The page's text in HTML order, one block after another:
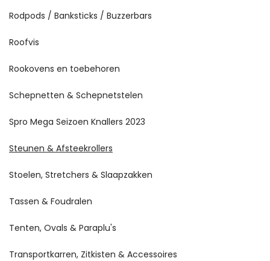
Rodpods / Banksticks / Buzzerbars
Roofvis
Rookovens en toebehoren
Schepnetten & Schepnetstelen
Spro Mega Seizoen Knallers 2023
Steunen & Afsteekrollers
Stoelen, Stretchers & Slaapzakken
Tassen & Foudralen
Tenten, Ovals & Paraplu's
Transportkarren, Zitkisten & Accessoires